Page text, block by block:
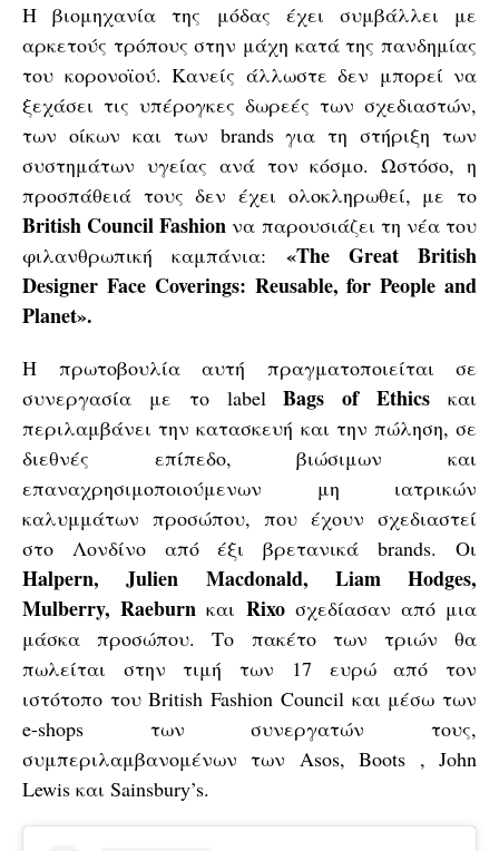
Η βιομηχανία της μόδας έχει συμβάλλει με
αρκετούς τρόπους στην μάχη κατά της πανδημίας
του κορονοϊού. Κανείς άλλωστε δεν μπορεί να
ξεχάσει τις υπέρογκες δωρεές των σχεδιαστών,
των οίκων και των brands για τη στήριξη των
συστημάτων υγείας ανά τον κόσμο. Ωστόσο, η
προσπάθειά τους δεν έχει ολοκληρωθεί, με το
British Council Fashion να παρουσιάζει τη νέα του
φιλανθρωπική καμπάνια: «The Great British
Designer Face Coverings: Reusable, for People and
Planet».
Η πρωτοβουλία αυτή πραγματοποιείται σε
συνεργασία με το labelBags of Ethics και
περιλαμβάνει την κατασκευή και την πώληση, σε
διεθνές επίπεδο, βιώσιμων και
επαναχρησιμοποιούμενων μη ιατρικών
καλυμμάτων προσώπου, που έχουν σχεδιαστεί
στο Λονδίνο από έξι βρετανικά brands. Οι
Halpern, Julien Macdonald, Liam Hodges,
Mulberry, Raeburn και Rixoσχεδίασαν από μια
μάσκα προσώπου. Το πακέτο των τριών θα
πωλείται στην τιμή των 17 ευρώ από τον
ιστότοπο του British Fashion Council και μέσω των
e-shops των συνεργατών τους,
συμπεριλαμβανομένων των Asos, Boots , John
Lewis και Sainsbury’s.